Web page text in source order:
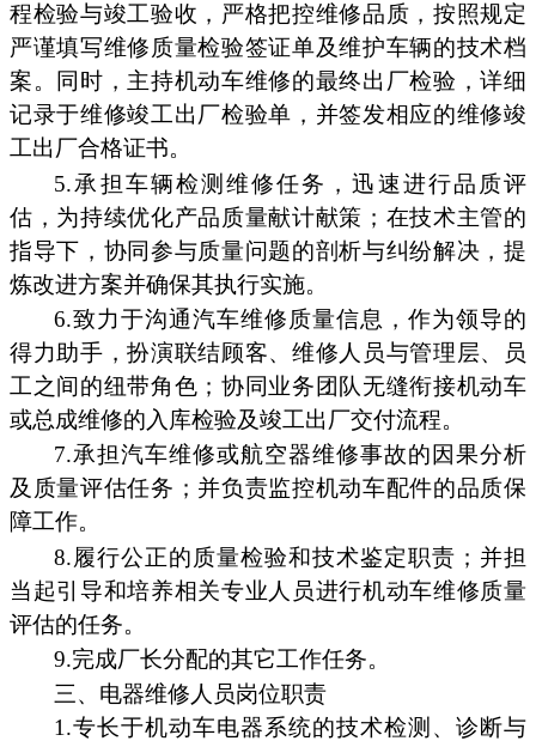
程检验与竣工验收，严格把控维修品质，按照规定
严谨填写维修质量检验签证单及维护车辆的技术档
案。同时，主持机动车维修的最终出厂检验，详细
记录于维修竣工出厂检验单，并签发相应的维修竣
工出厂合格证书。
5.承担车辆检测维修任务，迅速进行品质评
估，为持续优化产品质量献计献策；在技术主管的
指导下，协同参与质量问题的剖析与纠纷解决，提
炼改进方案并确保其执行实施。
6.致力于沟通汽车维修质量信息，作为领导的
得力助手，扮演联结顾客、维修人员与管理层、员
工之间的纽带角色；协同业务团队无缝衔接机动车
或总成维修的入库检验及竣工出厂交付流程。
7.承担汽车维修或航空器维修事故的因果分析
及质量评估任务；并负责监控机动车配件的品质保
障工作。
8.履行公正的质量检验和技术鉴定职责；并担
当起引导和培养相关专业人员进行机动车维修质量
评估的任务。
9.完成厂长分配的其它工作任务。
三、电器维修人员岗位职责
1.专长于机动车电器系统的技术检测、诊断与